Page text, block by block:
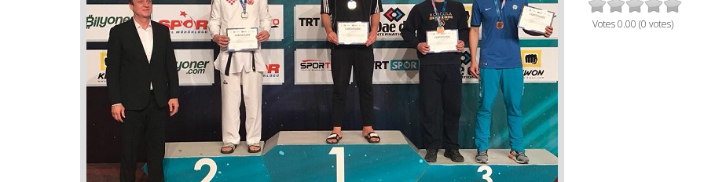
Votes 0.00 (0 votes)